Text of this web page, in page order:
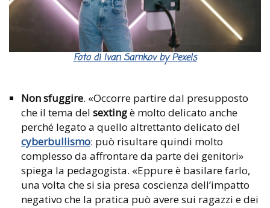
Foto di Ivan Samkov by Pexels
Non sfuggire. «Occorre partire dal presupposto
che il tema del sextingè molto delicato anche
perché legato a quello altrettanto delicato del
cyberbullismo: può risultare quindi molto
complesso da affrontare da parte dei genitori»
spiega la pedagogista. «Eppure è basilare farlo,
una volta che si sia presa coscienza dell’impatto
negativo che la pratica può avere sui ragazzi e dei